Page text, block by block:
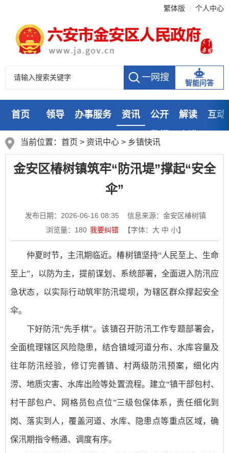
繁体版 个人中心
智能问答
首页 领导 办事服务 资讯 公开 解读
互动
当前位置： 首页 > 资讯中心 > 乡镇快讯
金安区椿树镇筑牢“防汛堤”撑起“安全
伞”
发布日期：2026-06-16 08:35
信息来源：金安区椿树镇
浏览量： 180 我要纠错 【字体： 大 中 小】
仲夏时节，主汛期临近。椿树镇坚持“人民至上、生命
至上”，以防为主，提前谋划、系统部署，全面进入防汛应
急状态，以实际行动筑牢防汛堤坝，为辖区群众撑起安全
伞。
下好防汛“先手棋”。该镇召开防汛工作专题部署会，
全面梳理辖区风险隐患，结合镇域河道分布、水库容量及
往年防汛经验，修订完善镇、村两级防汛预案，细化内
涝、地质灾害、水库出险等处置流程。建立“镇干部包村、
村干部包户、网格员包点位”三级包保体系，责任细化到
岗、落实到人，覆盖河道、水库、隐患点等重点区域，确
保汛期指令畅通、调度有序。